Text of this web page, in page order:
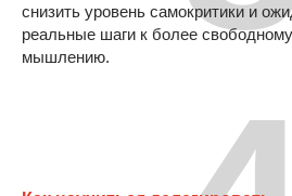
снизить уровень самокритики и
реальные шаги к более
мышлению.